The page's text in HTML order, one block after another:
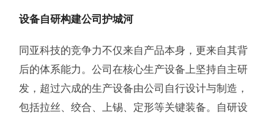
设备自研构建公司护城河
同亚科技的竞争力不仅来自产品本身，更来自其背
后的体系能力。公司在核心生产设备上坚持自主研
发，超过六成的生产设备由公司自行设计与制造，
包括拉丝、绞合、上锡、定形等关键装备。自研设